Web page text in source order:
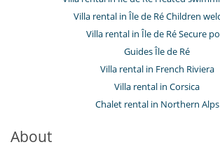
Villa rental in Île de Ré Children
Villa rental in Île de Ré Secure
Guides Île de Ré
Villa rental in French Riviera
Villa rental in Corsica
Chalet rental in Northern Alps
About